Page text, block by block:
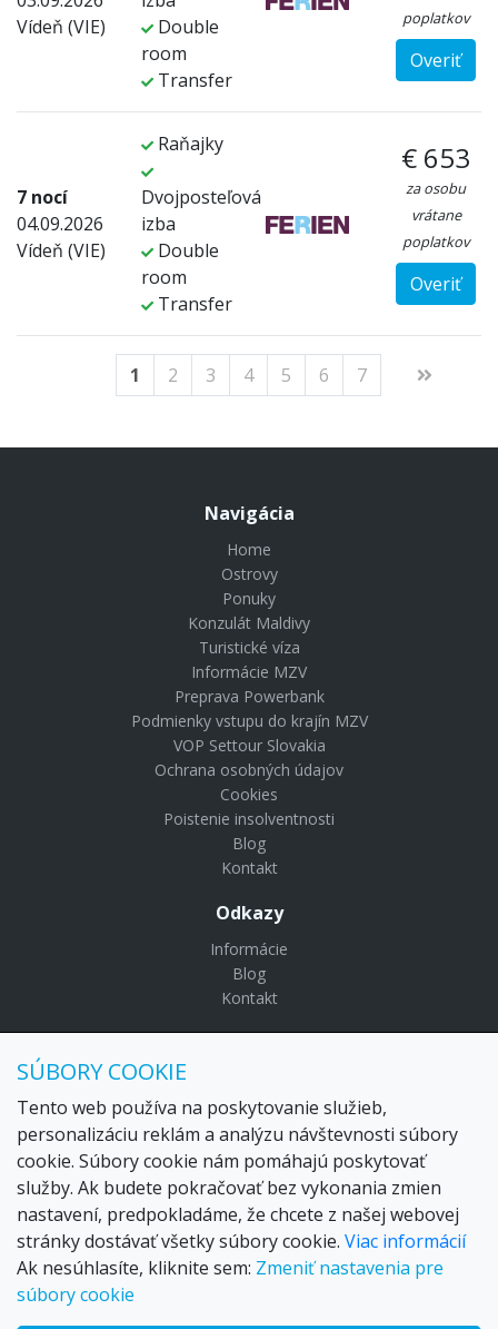
Vídeň (VIE)
Double
room
Transfer
poplatkov
Overiť
7 nocí
04.09.2026
Vídeň (VIE)
Raňajky
Dvojposteľová
izba
Double
room
Transfer
€ 653
za osobu
vrátane
poplatkov
Overiť
1 2 3 4 5 6 7
Navigácia
Home
Ostrovy
Ponuky
Konzulát Maldivy
Turistické víza
Informácie MZV
Preprava Powerbank
Podmienky vstupu do krajín MZV
VOP Settour Slovakia
Ochrana osobných údajov
Cookies
Poistenie insolventnosti
Blog
Kontakt
Odkazy
Informácie
Blog
Kontakt
Maldivy.sk je značkou
Sídlo:Lazaretská 29, Bratislava 81109
Email:settour@settour.sk
Telefón: 02 529 279 17, 529 328 68-9
IČO: 36179825
IČ-DPH:SK2020057314
OR SRBratislava I. odd.: Sro, vložka: 29873/V
SÚBORY COOKIE
Tento web používa na poskytovanie služieb,
personalizáciu reklám a analýzu návštevnosti súbory
cookie. Súbory cookie nám pomáhajú poskytovať
služby. Ak budete pokračovať bez vykonania zmien
nastavení, predpokladáme, že chcete z našej webovej
stránky dostávať všetky súbory cookie. Viac informácií
Ak nesúhlasíte, kliknite sem: Zmeniť nastavenia pre
súbory cookie